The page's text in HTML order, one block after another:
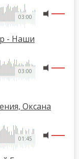
03:00
- Наши
03:00
Оксана
01:45